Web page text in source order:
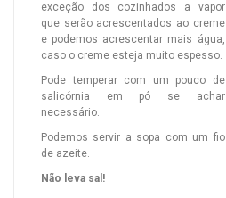
exceção dos cozinhados a vapor
que serão acrescentados ao creme
e podemos acrescentar mais água,
caso o creme esteja muito espesso.
Pode temperar com um pouco de
salicórnia em pó se achar
necessário.
Podemos servir a sopa com um fio
de azeite.
Não leva sal!